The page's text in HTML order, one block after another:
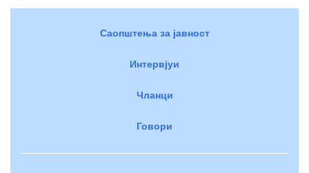
Саопштења за јавност
Интервјуи
Чланци
Говори